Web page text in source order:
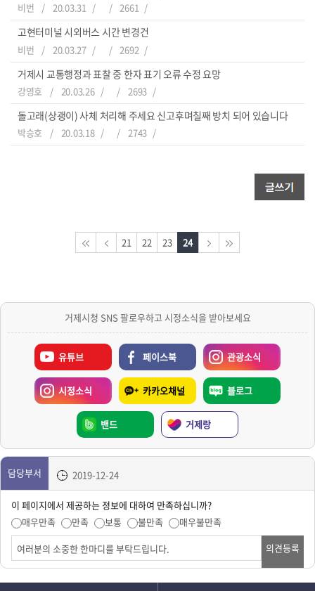
비번 20.03.31 2661
고현터미널 시외버스 시간 변경건
비번 20.03.27 2692
거제시 교통행정과 표찰 중 한자 표기 오류 수정 요망
강영호 20.03.26 2693
돌고래(상괭이) 사체 처리해 주세요 신고후며칠째 방치 되어 있습니다
박승호 20.03.18 2743
21 22 23 24
거제시청 SNS 팔로우하고 시정소식을 받아보세요
유튜브 페이스북 관광소식
시정소식 카카오채널 블로그
밴드 거제랑
담당부서 2019-12-24
이 페이지에서 제공하는 정보에 대하여 만족하십니까?
매우만족
만족 보통 불만족
매우불만족
의견등록